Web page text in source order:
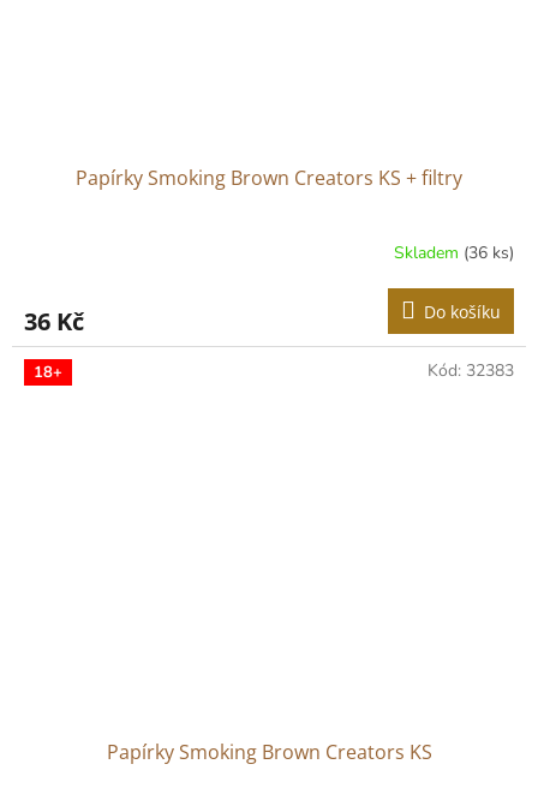
Papírky Smoking Brown Creators KS + filtry
Skladem (36 ks)
36 Kč Do košíku
18+
Papírky Smoking Brown Creators KS
Kód: 32383